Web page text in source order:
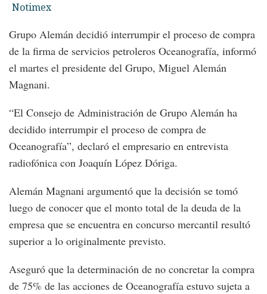
Notimex
Grupo Alemán decidió interrumpir el proceso de compra
de la firma de servicios petroleros Oceanografía, informó
el martes el presidente del Grupo, Miguel Alemán
Magnani.
“El Consejo de Administración de Grupo Alemán ha
decidido interrumpir el proceso de compra de
Oceanografía”, declaró el empresario en entrevista
radiofónica con Joaquín López Dóriga.
Alemán Magnani argumentó que la decisión se tomó
luego de conocer que el monto total de la deuda de la
empresa que se encuentra en concurso mercantil resultó
superior a lo originalmente previsto.
Aseguró que la determinación de no concretar la compra
de 75% de las acciones de Oceanografía estuvo sujeta a